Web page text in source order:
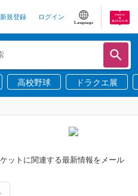
新規登録 ログイン
Language
高校野球 ドラクエ展
ットに関連する最新情報をメール